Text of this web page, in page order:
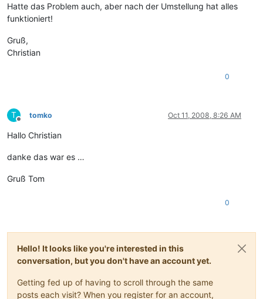
Hatte das Problem auch, aber nach der Umstellung hat alles
funktioniert!
Gruß,
Christian
0
T
Offline
tomko Oct 11, 2008, 8:26 AM
Hallo Christian
danke das war es …
Gruß Tom
0
Hello! It looks like you're interested in this
conversation, but you don't have an account yet.
Getting fed up of having to scroll through the same
posts each visit? When you register for an account,